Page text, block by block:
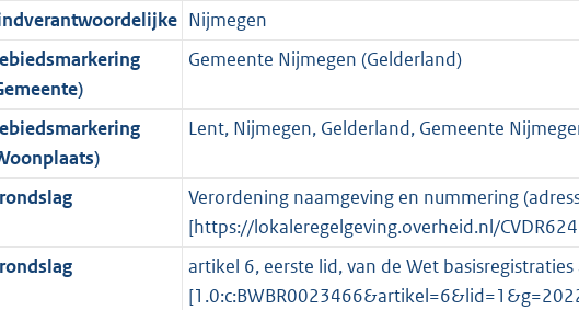
o
r
m
a
a
t
f
o
r
m
a
a
t
b
n
f
o
r
m
a
a
i
n
f
o
r
m
a
t
K
b
o
t
e
:
K
b
o
o
t
e
3
K
b
Nijmegen
Gemeente Nijmegen (Gelderland)
Lent, Nijmegen, Gelderland, Gemeente
Verordening naamgeving en nummering
[https://lokaleregelgeving.overheid.nl/
artikel 6, eerste lid, van de Wet